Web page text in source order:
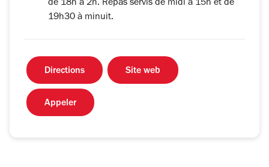
de 18h à 2h. Repas servis de midi à 15h et de
19h30 à minuit.
Directions Site web
Appeler